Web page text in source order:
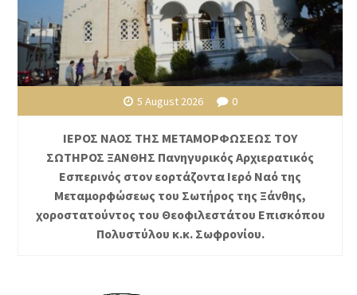
5 August 2026 0
ΙΕΡΟΣ ΝΑΟΣ ΤΗΣ ΜΕΤΑΜΟΡΦΩΣΕΩΣ ΤΟΥ
ΣΩΤΗΡΟΣ ΞΑΝΘΗΣ Πανηγυρικός Αρχιερατικός
Εσπερινός στον εορτάζοντα Ιερό Ναό της
Μεταμορφώσεως του Σωτήρος της Ξάνθης,
χοροστατούντος του Θεοφιλεστάτου Επισκόπου
Πολυστύλου κ.κ. Σωφρονίου.